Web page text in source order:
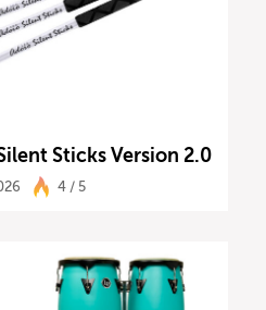
Sticks Version 2.0
4 / 5